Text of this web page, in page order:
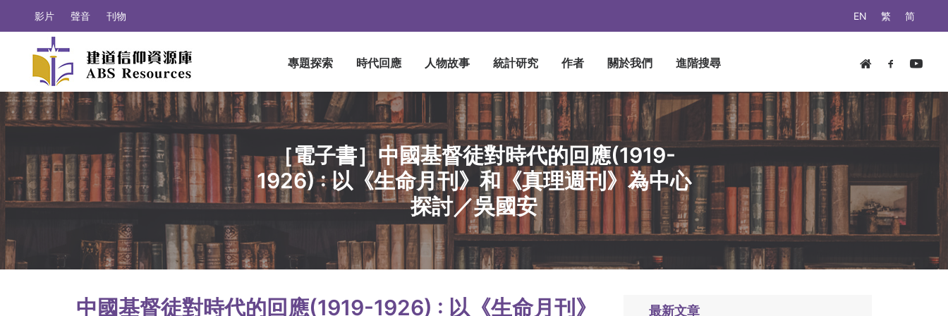
EN 繁 简
影片 聲音 刊物
專題探索 時代回應 人物故事 統計研究 作者 關於我們 進階搜尋
［電子書］中國基督徒對時代的回應(1919-
1926) : 以《生命月刊》和《真理週刊》為中心
探討／吳國安
中國基督徒對時代的回應(1919-1926) : 以《生命月刊》 最新文章